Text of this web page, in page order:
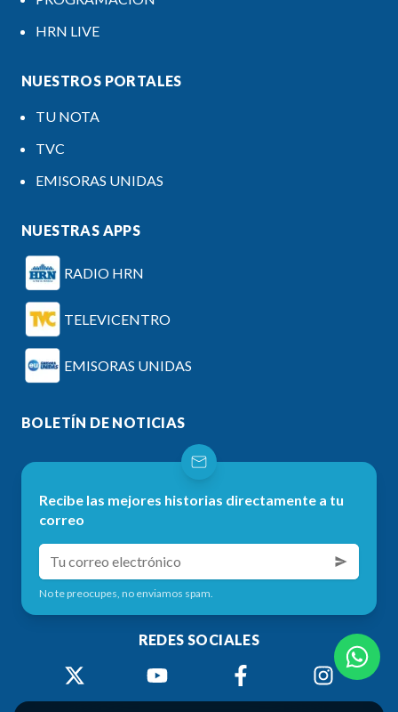
HRN LIVE
NUESTROS PORTALES
TU NOTA
TVC
EMISORAS UNIDAS
NUESTRAS APPS
RADIO HRN
TELEVICENTRO
EMISORAS UNIDAS
BOLETÍN DE NOTICIAS
Recibe las mejores historias directamente a tu
correo
No te preocupes, no enviamos spam.
REDES SOCIALES